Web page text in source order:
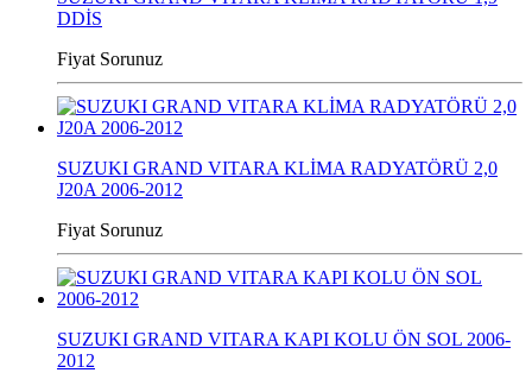
DDİS
Fiyat Sorunuz
SUZUKI GRAND VITARA KLİMA RADYATÖRÜ 2,0
J20A 2006-2012
Fiyat Sorunuz
SUZUKI GRAND VITARA KAPI KOLU ÖN SOL 2006-
2012